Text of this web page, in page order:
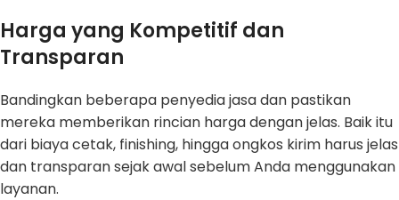
Harga yang Kompetitif dan
Transparan
Bandingkan beberapa penyedia jasa dan pastikan
mereka memberikan rincian harga dengan jelas. Baik itu
dari biaya cetak, finishing, hingga ongkos kirim harus jelas
dan transparan sejak awal sebelum Anda menggunakan
layanan.